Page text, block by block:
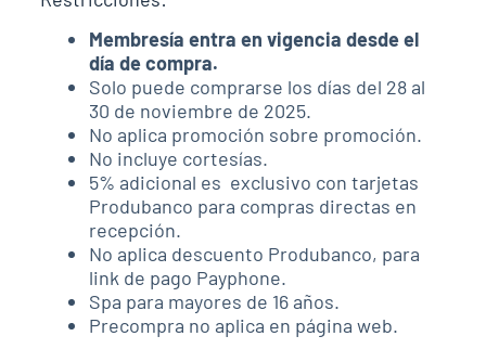
Membresía entra en vigencia desde el
día de compra.
Solo puede comprarse los días del 28 al
30 de noviembre de 2025.
No aplica promoción sobre promoción.
No incluye cortesías.
5% adicional es exclusivo con tarjetas
Produbanco para compras directas en
recepción.
No aplica descuento Produbanco, para
link de pago Payphone.
Spa para mayores de 16 años.
Precompra no aplica en página web.